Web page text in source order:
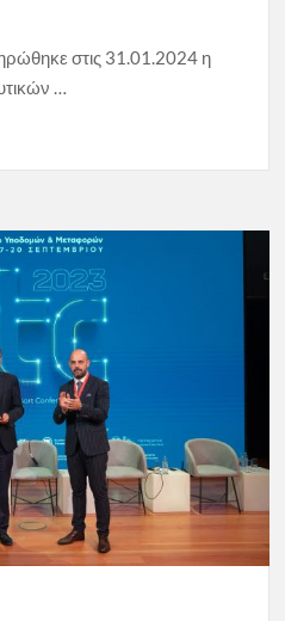
στις 31.01.2024 η
…